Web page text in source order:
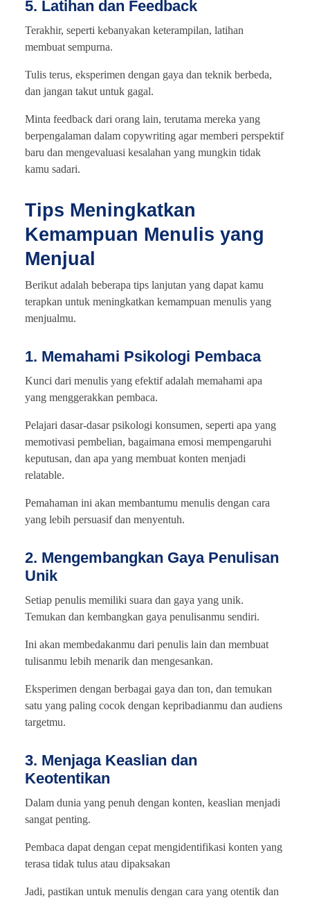
5. Latihan dan Feedback
Terakhir, seperti kebanyakan keterampilan, latihan
membuat sempurna.
Tulis terus, eksperimen dengan gaya dan teknik berbeda,
dan jangan takut untuk gagal.
Minta feedback dari orang lain, terutama mereka yang
berpengalaman dalam copywriting agar memberi perspektif
baru dan mengevaluasi kesalahan yang mungkin tidak
kamu sadari.
Tips Meningkatkan
Kemampuan Menulis yang
Menjual
Berikut adalah beberapa tips lanjutan yang dapat kamu
terapkan untuk meningkatkan kemampuan menulis yang
menjualmu.
1. Memahami Psikologi Pembaca
Kunci dari menulis yang efektif adalah memahami apa
yang menggerakkan pembaca.
Pelajari dasar-dasar psikologi konsumen, seperti apa yang
memotivasi pembelian, bagaimana emosi mempengaruhi
keputusan, dan apa yang membuat konten menjadi
relatable.
Pemahaman ini akan membantumu menulis dengan cara
yang lebih persuasif dan menyentuh.
2. Mengembangkan Gaya Penulisan
Unik
Setiap penulis memiliki suara dan gaya yang unik.
Temukan dan kembangkan gaya penulisanmu sendiri.
Ini akan membedakanmu dari penulis lain dan membuat
tulisanmu lebih menarik dan mengesankan.
Eksperimen dengan berbagai gaya dan ton, dan temukan
satu yang paling cocok dengan kepribadianmu dan audiens
targetmu.
3. Menjaga Keaslian dan
Keotentikan
Dalam dunia yang penuh dengan konten, keaslian menjadi
sangat penting.
Pembaca dapat dengan cepat mengidentifikasi konten yang
terasa tidak tulus atau dipaksakan
Jadi, pastikan untuk menulis dengan cara yang otentik dan